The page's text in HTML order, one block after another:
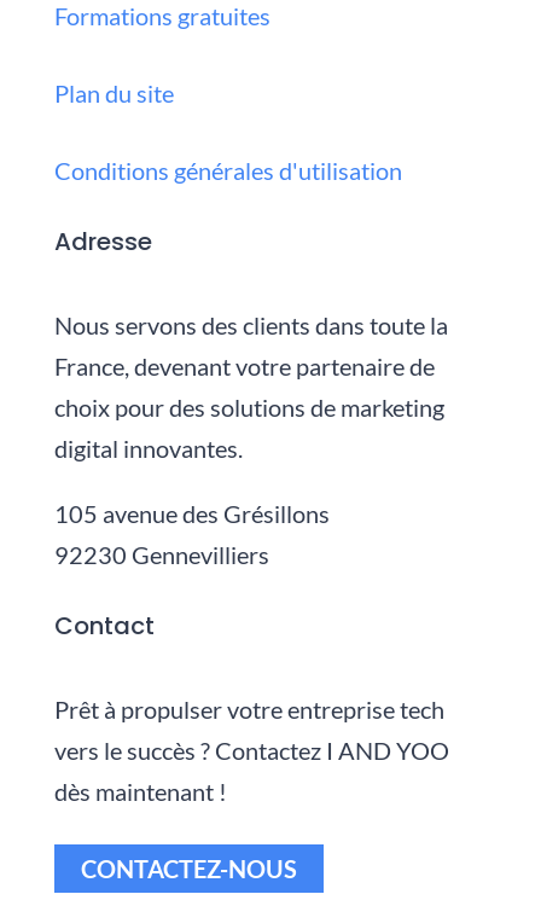
Formations gratuites
Plan du site
Conditions générales d'utilisation
Adresse
Nous servons des clients dans toute la
France, devenant votre partenaire de
choix pour des solutions de marketing
digital innovantes.
105 avenue des Grésillons
92230 Gennevilliers
Contact
Prêt à propulser votre entreprise tech
vers le succès ? Contactez I AND YOO
dès maintenant !
CONTACTEZ-NOUS